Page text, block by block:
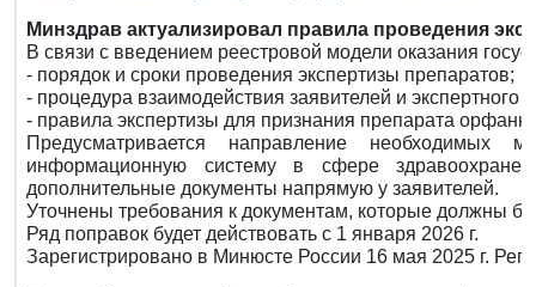
Минздрав актуализировал правила проведения
В связи с введением реестровой модели оказания
- порядок и сроки проведения экспертизы препаратов;
- процедура взаимодействия заявителей и экспертного
- правила экспертизы для признания препарата
Предусматривается направление необходимых
информационную систему в сфере
дополнительные документы напрямую у заявителей.
Уточнены требования к документам, которые должны
Ряд поправок будет действовать с 1 января 2026 г.
Зарегистрировано в Минюсте России 16 мая 2025 г.